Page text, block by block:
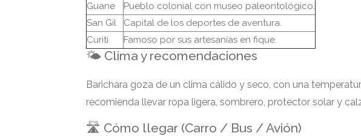
Guane
Pueblo colonial con museo paleontológico.
San Gil
Capital de los deportes de aventura.
Curití
Famoso por sus artesanías en fique.
🌤 Clima y recomendaciones
Barichara goza de un clima cálido y seco, con una
recomienda llevar ropa ligera, sombrero, protector solar y
🛣 Cómo llegar (Carro / Bus / Avión)